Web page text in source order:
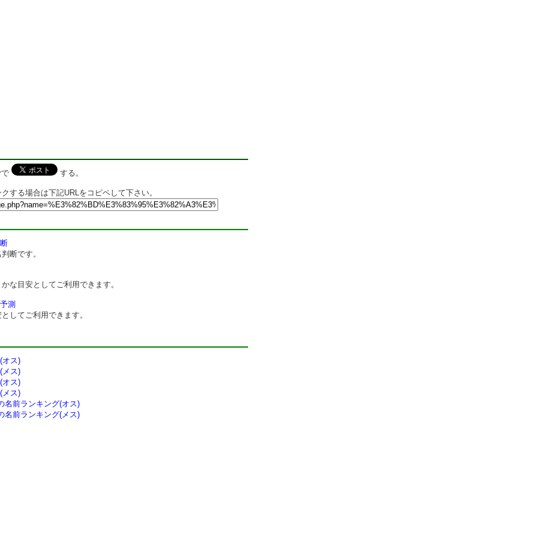
する。
する場合は下記URLをコピペして下さい。
断です。
な目安としてご利用できます。
測
してご利用できます。
オス)
メス)
オス)
メス)
名前ランキング(オス)
名前ランキング(メス)